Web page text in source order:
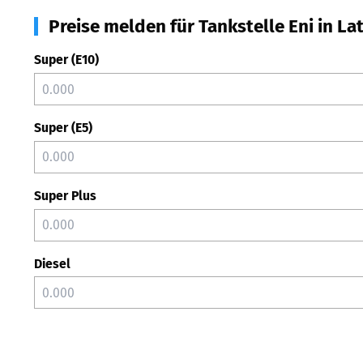
Preise melden für Tankstelle Eni in
Super (E10)
Super (E5)
Super Plus
Diesel